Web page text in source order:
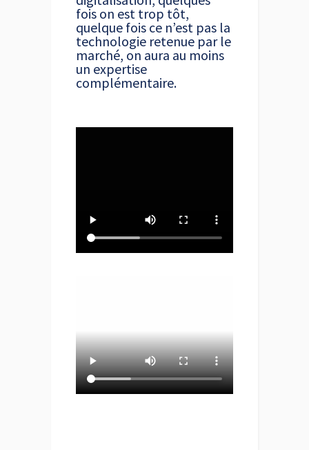
fois on est trop tôt,
quelque fois ce n’est pas la
technologie retenue par le
marché, on aura au moins
un expertise
complémentaire.